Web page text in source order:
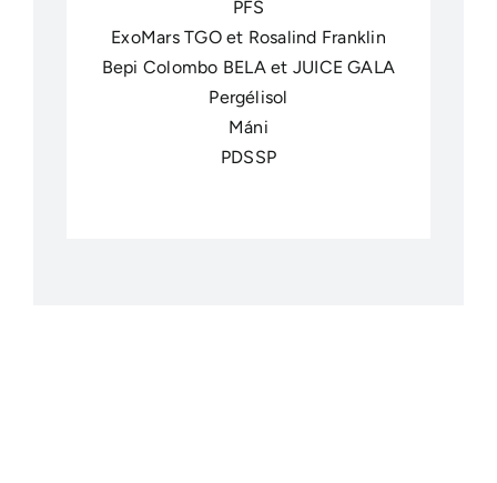
PFS
ExoMars TGO et Rosalind Franklin
Bepi Colombo BELA et JUICE GALA
Pergélisol
Máni
PDSSP